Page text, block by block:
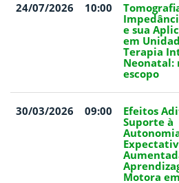
24/07/2026 10:00
e sua
em
Terapia
Neonatal:
escopo
30/03/2026 09:00
Efeitos
Suporte à
Motora